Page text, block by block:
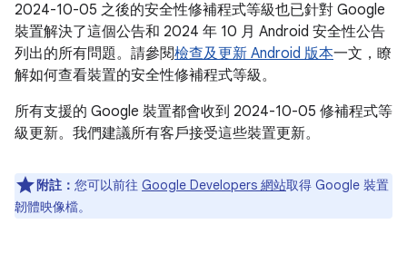
2024-10-05 之後的安全性修補程式等級也已針對 Google
裝置解決了這個公告和 2024 年 10 月 Android 安全性公告
列出的所有問題。請參閱檢查及更新 Android 版本一文，瞭
解如何查看裝置的安全性修補程式等級。
所有支援的 Google 裝置都會收到 2024-10-05 修補程式等
級更新。我們建議所有客戶接受這些裝置更新。
附註： 您可以前往 Google Developers 網站取得 Google 裝置
韌體映像檔。